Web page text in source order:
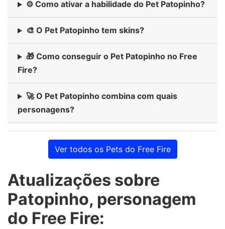
⚙️ Como ativar a habilidade do Pet Patopinho?
🎨 O Pet Patopinho tem skins?
🎁 Como conseguir o Pet Patopinho no Free
Fire?
🚀 O Pet Patopinho combina com quais
personagens?
Ver todos os Pets do Free Fire
Atualizações sobre
Patopinho, personagem
do Free Fire: